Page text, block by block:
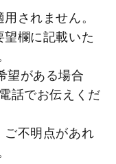
されません。
欄に記載いた
望がある場合
話でお伝えくだ
ご不明点があれ